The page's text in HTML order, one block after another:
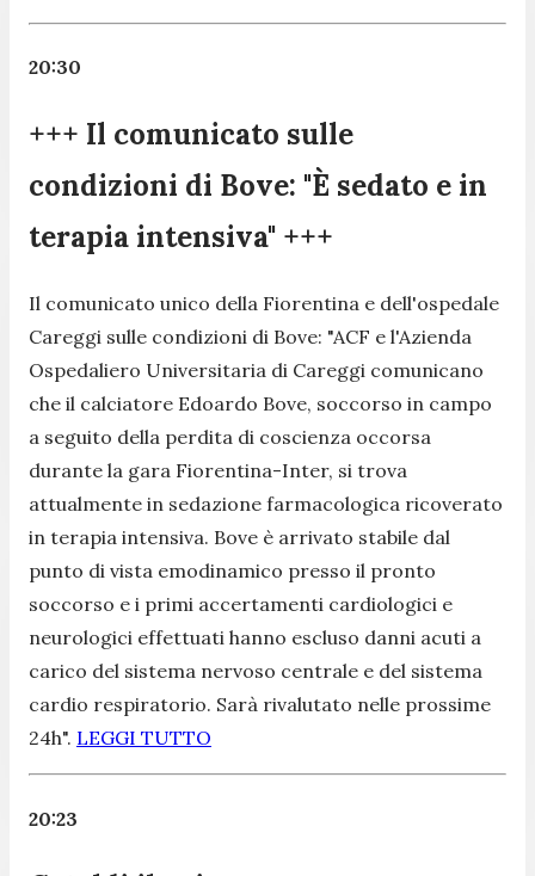
20:30
+++ Il comunicato sulle
condizioni di Bove: "È sedato e in
terapia intensiva" +++
Il comunicato unico della Fiorentina e dell'ospedale
Careggi sulle condizioni di Bove: "ACF e l'Azienda
Ospedaliero Universitaria di Careggi comunicano
che il calciatore Edoardo Bove, soccorso in campo
a seguito della perdita di coscienza occorsa
durante la gara Fiorentina-Inter, si trova
attualmente in sedazione farmacologica ricoverato
in terapia intensiva. Bove è arrivato stabile dal
punto di vista emodinamico presso il pronto
soccorso e i primi accertamenti cardiologici e
neurologici effettuati hanno escluso danni acuti a
carico del sistema nervoso centrale e del sistema
cardio respiratorio. Sarà rivalutato nelle prossime
24h". LEGGI TUTTO
20:23